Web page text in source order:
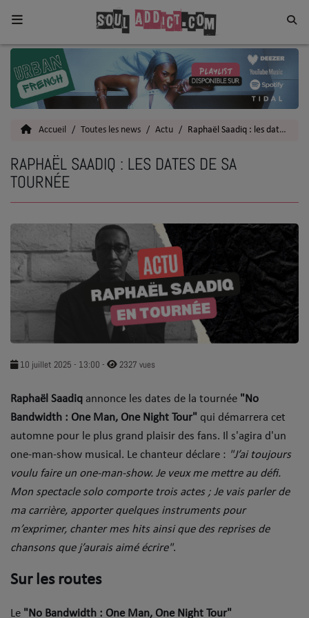
Home
Toutes les News
Actu
Interviews
Talents
Top 5
SOUL ADDICT PLAY
Flash News
Dans la Street
C quoi ton Actu ?
Dans ton Téléphone
Mic 2 Rue
Première Fois
URBAN CULTURE
Sport
Accueil Toutes les news Actu Raphaël Saadiq : les dates de sa tournée
RAPHAËL SAADIQ : LES DATES DE SA
TOURNÉE
10 juillet 2025 - 13:00 - 2327 vues
Raphaël Saadiq annonce les dates de la tournée "No
Bandwidth : One Man, One Night Tour" qui démarrera cet
automne pour le plus grand plaisir des fans. Il s'agira d'un
one-man-show musical. Le chanteur déclare : "J’ai toujours
voulu faire un one-man-show. Je veux me mettre au défi.
Mon spectacle solo comporte trois actes ; Je vais parler de
ma carrière, apporter quelques instruments pour
m’exprimer, chanter mes hits ainsi que des reprises de
chansons que j’aurais aimé écrire".
Sur les routes
Le "No Bandwidth : One Man, One Night Tour"